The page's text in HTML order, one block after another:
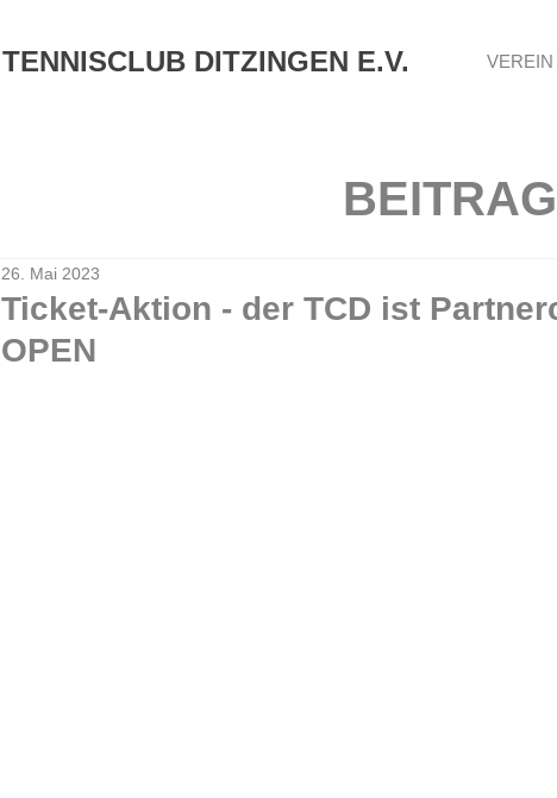
TENNISCLUB DITZINGEN E.V. VEREIN
BEITRAG
Ticket-Aktion - der TCD ist
OPEN
26. Mai 2023